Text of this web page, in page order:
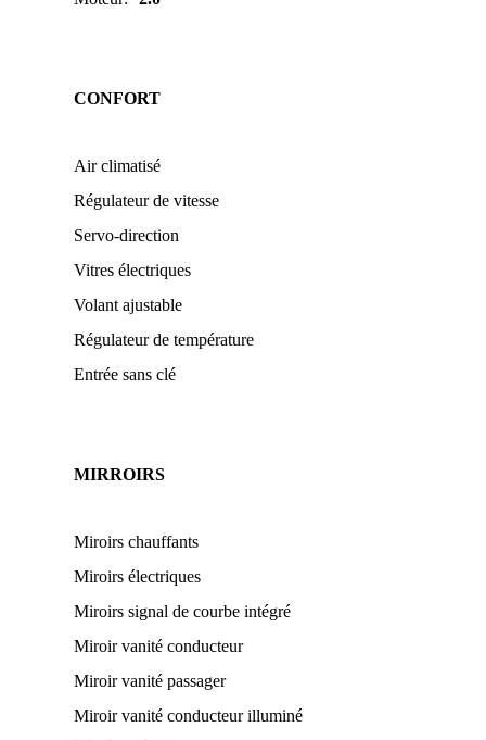
CONFORT
Air climatisé
Régulateur de vitesse
Servo-direction
Vitres électriques
Volant ajustable
Régulateur de température
Entrée sans clé
MIRROIRS
Miroirs chauffants
Miroirs électriques
Miroirs signal de courbe intégré
Miroir vanité conducteur
Miroir vanité passager
Miroir vanité conducteur illuminé